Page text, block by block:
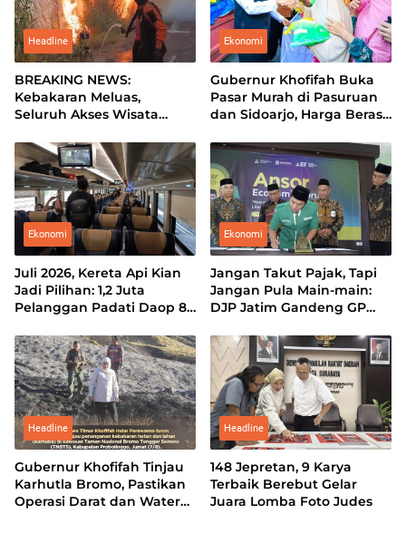
Headline
BREAKING NEWS:
Kebakaran Meluas,
Seluruh Akses Wisata
Total
Ekonomi
Gubernur Khofifah Buka
Pasar Murah di Pasuruan
dan Sidoarjo, Harga Beras
Pasaran
Ekonomi
Juli 2026, Kereta Api Kian
Jadi Pilihan: 1,2 Juta
Pelanggan Padati Daop 8
Ekonomi
Jangan Takut Pajak, Tapi
Jangan Pula Main-main:
DJP Jatim Gandeng GP
Pajak
Headline
Gubernur Khofifah Tinjau
Karhutla Bromo, Pastikan
Operasi Darat dan Water
Headline
148 Jepretan, 9 Karya
Terbaik Berebut Gelar
Juara Lomba Foto Judes